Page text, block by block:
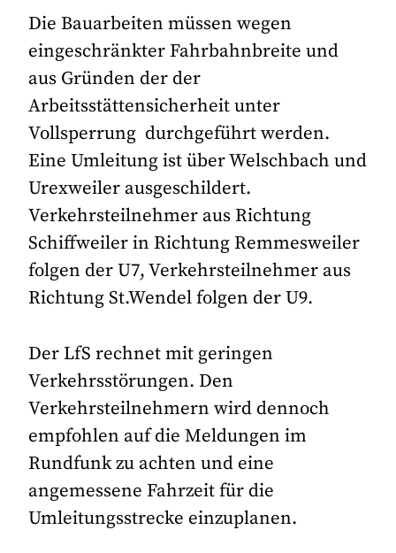
Die Bauarbeiten müssen wegen
eingeschränkter Fahrbahnbreite und
aus Gründen der der
Arbeitsstättensicherheit unter
Vollsperrung durchgeführt werden.
Eine Umleitung ist über Welschbach und
Urexweiler ausgeschildert.
Verkehrsteilnehmer aus Richtung
Schiffweiler in Richtung Remmesweiler
folgen der U7, Verkehrsteilnehmer aus
Richtung St.Wendel folgen der U9.
Der LfS rechnet mit geringen
Verkehrsstörungen. Den
Verkehrsteilnehmern wird dennoch
empfohlen auf die Meldungen im
Rundfunk zu achten und eine
angemessene Fahrzeit für die
Umleitungsstrecke einzuplanen.